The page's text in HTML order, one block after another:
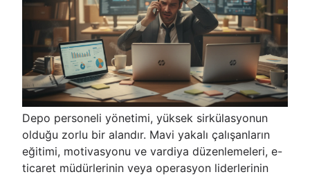
Depo personeli yönetimi, yüksek sirkülasyonun
olduğu zorlu bir alandır. Mavi yakalı çalışanların
eğitimi, motivasyonu ve vardiya düzenlemeleri, e-
ticaret müdürlerinin veya operasyon liderlerinin